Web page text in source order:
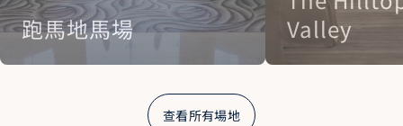
跑馬地馬場
Valley
查看所有場地